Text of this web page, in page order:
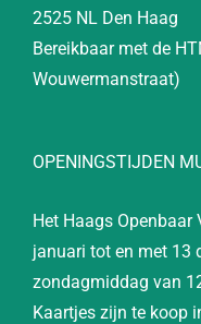
2525 NL Den Haag
Bereikbaar met de
Wouwermanstraat)
OPENINGSTIJDEN
Het Haags Openbaar
januari tot en met 13
zondagmiddag van
Kaartjes zijn te koop